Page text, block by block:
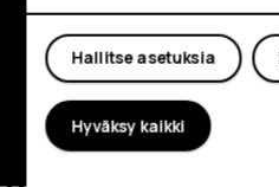
Tuki
FacebookInstagram
Tiktok
Hallitse asetuksia
Hyväksy kaikki